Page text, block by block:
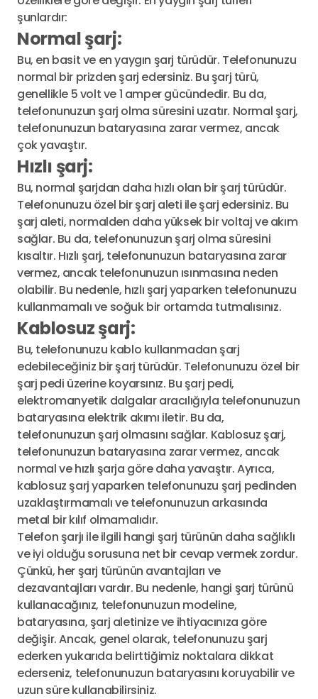
şunlardır:
Normal şarj:
Bu, en basit ve en yaygın şarj türüdür. Telefonunuzu
normal bir prizden şarj edersiniz. Bu şarj türü,
genellikle 5 volt ve 1 amper gücündedir. Bu da,
telefonunuzun şarj olma süresini uzatır. Normal şarj,
telefonunuzun bataryasına zarar vermez, ancak
çok yavaştır.
Hızlı şarj:
Bu, normal şarjdan daha hızlı olan bir şarj türüdür.
Telefonunuzu özel bir şarj aleti ile şarj edersiniz. Bu
şarj aleti, normalden daha yüksek bir voltaj ve akım
sağlar. Bu da, telefonunuzun şarj olma süresini
kısaltır. Hızlı şarj, telefonunuzun bataryasına zarar
vermez, ancak telefonunuzun ısınmasına neden
olabilir. Bu nedenle, hızlı şarj yaparken telefonunuzu
kullanmamalı ve soğuk bir ortamda tutmalısınız.
Kablosuz şarj:
Bu, telefonunuzu kablo kullanmadan şarj
edebileceğiniz bir şarj türüdür. Telefonunuzu özel bir
şarj pedi üzerine koyarsınız. Bu şarj pedi,
elektromanyetik dalgalar aracılığıyla telefonunuzun
bataryasına elektrik akımı iletir. Bu da,
telefonunuzun şarj olmasını sağlar. Kablosuz şarj,
telefonunuzun bataryasına zarar vermez, ancak
normal ve hızlı şarja göre daha yavaştır. Ayrıca,
kablosuz şarj yaparken telefonunuzu şarj pedinden
uzaklaştırmamalı ve telefonunuzun arkasında
metal bir kılıf olmamalıdır.
Telefon şarjı ile ilgili hangi şarj türünün daha sağlıklı
ve iyi olduğu sorusuna net bir cevap vermek zordur.
Çünkü, her şarj türünün avantajları ve
dezavantajları vardır. Bu nedenle, hangi şarj türünü
kullanacağınız, telefonunuzun modeline,
bataryasına, şarj aletinize ve ihtiyacınıza göre
değişir. Ancak, genel olarak, telefonunuzu şarj
ederken yukarıda belirttiğimiz noktalara dikkat
ederseniz, telefonunuzun bataryasını koruyabilir ve
uzun süre kullanabilirsiniz.